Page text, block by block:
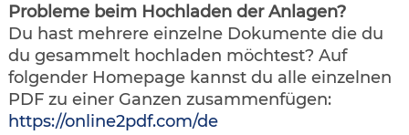
Probleme beim Hochladen der Anlagen?
Du hast mehrere einzelne Dokumente die du
du gesammelt hochladen möchtest? Auf
folgender Homepage kannst du alle einzelnen
PDF zu einer Ganzen zusammenfügen:
https://online2pdf.com/de